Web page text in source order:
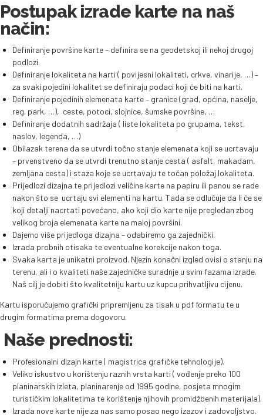
Postupak izrade karte na naš
način:
Definiranje površine karte – definira se na geodetskoj ili nekoj drugoj
podlozi.
Definiranje lokaliteta na karti ( povijesni lokaliteti, crkve, vinarije, …) –
za svaki pojedini lokalitet se definiraju podaci koji će biti na karti.
Definiranje pojedinih elemenata karte – granice (grad, općina, naselje,
reg. park, …), ceste, potoci, slojnice, šumske površine, …
Definiranje dodatnih sadržaja ( liste lokaliteta po grupama, tekst,
naslov, legenda, …)
Obilazak terena da se utvrdi točno stanje elemenata koji se ucrtavaju
– prvenstveno da se utvrdi trenutno stanje cesta ( asfalt, makadam,
zemljana cesta) i staza koje se ucrtavaju te točan položaj lokaliteta.
Prijedlozi dizajna te prijedlozi veličine karte na papiru ili panou se rade
nakon što se ucrtaju svi elementi na kartu. Tada se odlučuje da li će se
koji detalji nacrtati povećano, ako koji dio karte nije pregledan zbog
velikog broja elemenata karte na maloj površini.
Dajemo više prijedloga dizajna – odabiremo ga zajednički.
Izrada probnih otisaka te eventualne korekcije nakon toga.
Svaka karta je unikatni proizvod. Njezin konačni izgled ovisi o stanju na
terenu, ali i o kvaliteti naše zajedničke suradnje u svim fazama izrade.
Naš cilj je dobiti što kvalitetniju kartu uz kupcu prihvatljivu cijenu.
Kartu isporučujemo grafički pripremljenu za tisak u pdf formatu te u
drugim formatima prema dogovoru.
Naše prednosti:
Profesionalni dizajn karte ( magistrica grafičke tehnologije).
Veliko iskustvo u korištenju raznih vrsta karti ( vođenje preko 100
planinarskih izleta, planinarenje od 1995 godine, posjeta mnogim
turističkim lokalitetima te korištenje njihovih promidžbenih materijala).
Izrada nove karte nije za nas samo posao nego izazov i zadovoljstvo.